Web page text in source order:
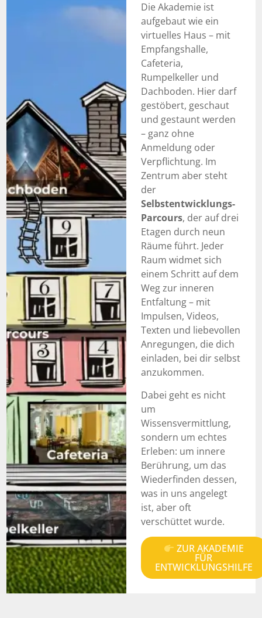
Die Akademie ist
aufgebaut wie ein
virtuelles Haus – mit
Empfangshalle,
Cafeteria,
Rumpelkeller und
Dachboden. Hier darf
gestöbert, geschaut
und gestaunt werden
– ganz ohne
Anmeldung oder
Verpflichtung. Im
Zentrum aber steht
der
Selbstentwicklungs-
Parcours, der auf drei
Etagen durch neun
Räume führt. Jeder
Raum widmet sich
einem Schritt auf dem
Weg zur inneren
Entfaltung – mit
Impulsen, Videos,
Texten und liebevollen
Anregungen, die dich
einladen, bei dir selbst
anzukommen.
Dabei geht es nicht
um
Wissensvermittlung,
sondern um echtes
Erleben: um innere
Berührung, um das
Wiederfinden dessen,
was in uns angelegt
ist, aber oft
verschüttet wurde.
ZUR AKADEMIE
FÜR
ENTWICKLUNGSHILFE